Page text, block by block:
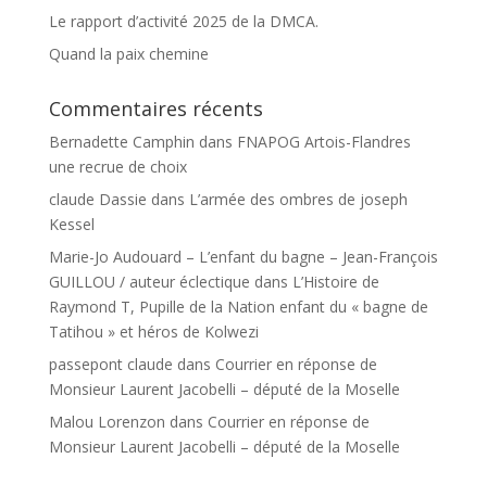
Le rapport d’activité 2025 de la DMCA.
Quand la paix chemine
Commentaires récents
Bernadette Camphin dans FNAPOG Artois-Flandres
une recrue de choix
claude Dassie dans L’armée des ombres de joseph
Kessel
Marie-Jo Audouard – L’enfant du bagne – Jean-François
GUILLOU / auteur éclectique dans L’Histoire de
Raymond T, Pupille de la Nation enfant du « bagne de
Tatihou » et héros de Kolwezi
passepont claude dans Courrier en réponse de
Monsieur Laurent Jacobelli – député de la Moselle
Malou Lorenzon dans Courrier en réponse de
Monsieur Laurent Jacobelli – député de la Moselle